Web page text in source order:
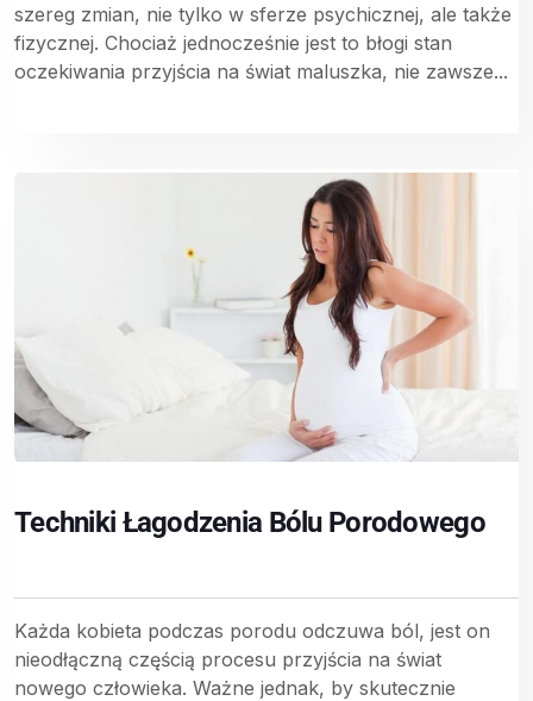
szereg zmian, nie tylko w sferze psychicznej, ale także
fizycznej. Chociaż jednocześnie jest to błogi stan
oczekiwania przyjścia na świat maluszka, nie zawsze...
Techniki Łagodzenia Bólu Porodowego
Każda kobieta podczas porodu odczuwa ból, jest on
nieodłączną częścią procesu przyjścia na świat
nowego człowieka. Ważne jednak, by skutecznie